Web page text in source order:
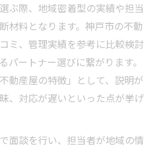
ぶ際、地域密着型の実績や担当
材料となります。神戸市の不動
ミ、管理実績を参考に比較検討
パートナー選びに繋がります。
動産屋の特徴」として、説明が
、対応が遅いといった点が挙げ
面談を行い、担当者が地域の情